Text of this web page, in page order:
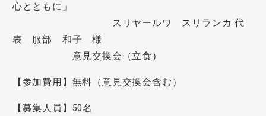
心とともに」
スリヤールワ スリランカ 代
表 服部 和子 様
意見交換会（立食）
【参加費用】無料（意見交換会含む）
【募集人員】50名